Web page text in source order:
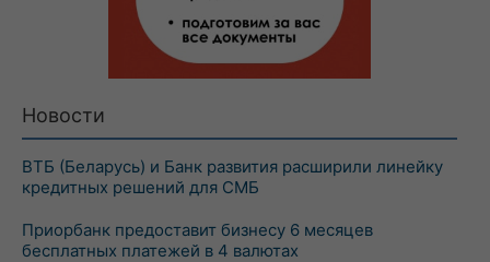
Новости
ВТБ (Беларусь) и Банк развития расширили линейку
кредитных решений для СМБ
Приорбанк предоставит бизнесу 6 месяцев
бесплатных платежей в 4 валютах